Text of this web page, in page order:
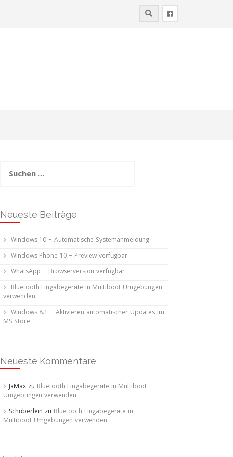
nach:
Neueste Beiträge
Windows 10 – Automatische Systemanmeldung
Windows Phone 10 – Preview verfügbar
WhatsApp – Browserversion verfügbar
Bluetooth-Eingabegeräte in Multiboot-Umgebungen
verwenden
Windows 8.1 – Aktivieren automatischer Updates im
MS Store
Neueste Kommentare
JaMax zu Bluetooth-Eingabegeräte in Multiboot-
Umgebungen verwenden
Schöberlein zu Bluetooth-Eingabegeräte in
Multiboot-Umgebungen verwenden